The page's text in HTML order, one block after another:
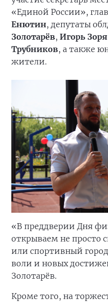
«Единой России»,
Енютин, депутаты
Золотарёв, Игорь Зоря
Трубников, а также
жители.
«В преддверии Дня
открываем не просто
или спортивный
воли и новых
Золотарёв.
Кроме того, на